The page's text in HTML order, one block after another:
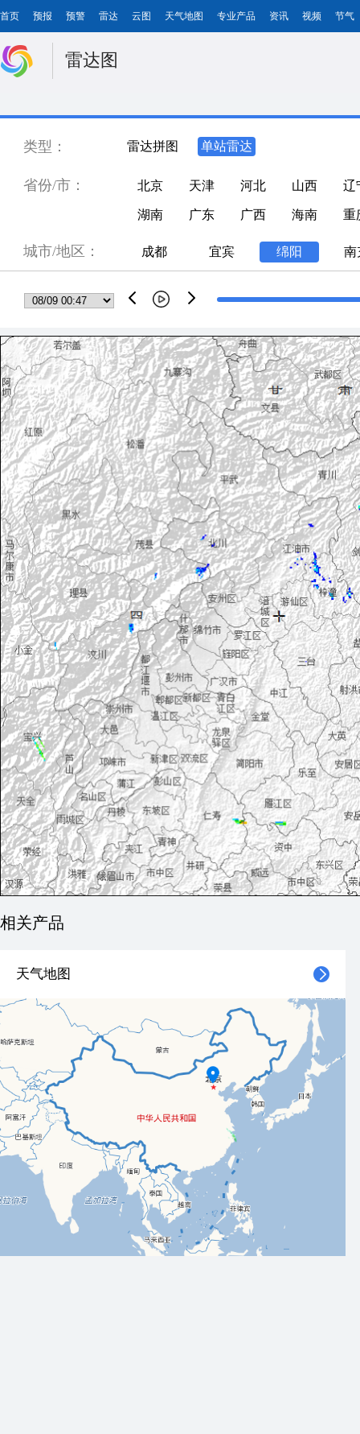
首页 预报 预警 雷达 云图 天气地图 专业产品 资讯 视频 节气
雷达图
类型： 雷达拼图 单站雷达
省份/市： 北京 天津 河北 山西 辽
湖南 广东 广西 海南 重
城市/地区： 成都 宜宾 绵阳 南
相关产品
天气地图